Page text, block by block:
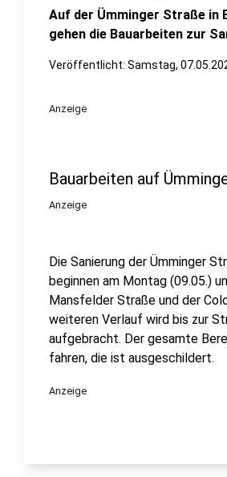
Auf der Ümminger Straße in
gehen die Bauarbeiten zur
Veröffentlicht: Samstag,
Anzeige
Bauarbeiten auf
Anzeige
Die Sanierung der Ümminger
beginnen am Montag (09.05.)
Mansfelder Straße und der
weiteren Verlauf wird bis zur
aufgebracht. Der gesamte
fahren, die ist ausgeschildert.
Anzeige